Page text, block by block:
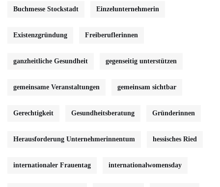
Buchmesse Stockstadt Einzelunternehmerin
Existenzgründung Freiberuflerinnen
ganzheitliche Gesundheit gegenseitig unterstützen
gemeinsame Veranstaltungen gemeinsam sichtbar
Gerechtigkeit Gesundheitsberatung Gründerinnen
Herausforderung Unternehmerinnentum hessisches Ried
internationaler Frauentag internationalwomensday